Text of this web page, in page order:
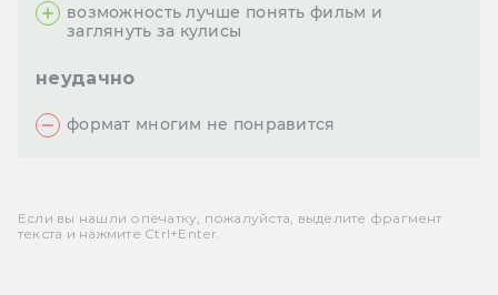
возможность лучше понять фильм и
заглянуть за кулисы
неудачно
формат многим не понравится
Если вы нашли опечатку, пожалуйста, выделите фрагмент
текста и нажмите Ctrl+Enter.